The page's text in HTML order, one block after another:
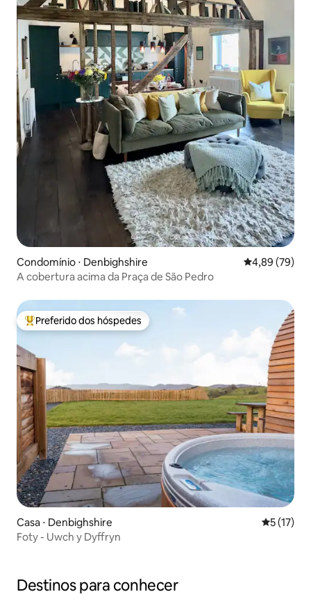
Condomínio ⋅ Denbighshire 4,89 de uma
4,89 (79)
A cobertura acima da Praça de São Pedro
Entre os melhores preferidos dos hóspedes
Preferido dos hóspedes
Casa ⋅ Denbighshire 5 de uma
5 (17)
Foty - Uwch y Dyffryn
Destinos para conhecer